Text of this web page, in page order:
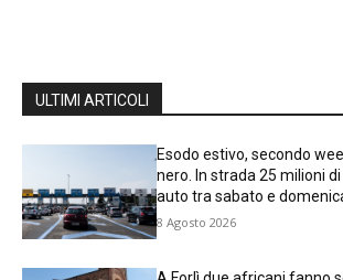
ULTIMI ARTICOLI
Esodo estivo, secondo
nero. In strada 25 milioni
auto tra sabato e
8 Agosto 2026